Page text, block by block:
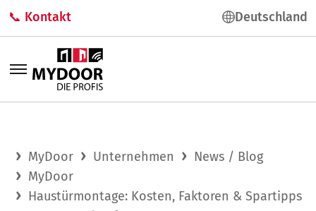
📞 Kontakt Deutschland
MyDoor Unternehmen
News / Blog
MyDoor
Haustürmontage: Kosten, Faktoren & Spartipps